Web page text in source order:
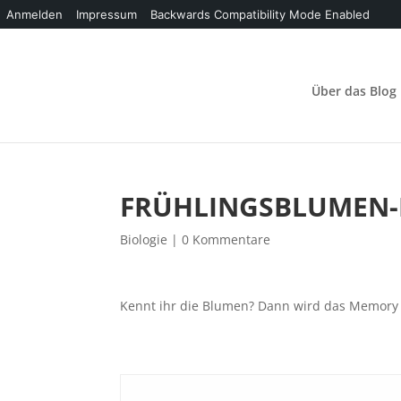
Anmelden Impressum Backwards Compatibility Mode Enabled
Über das Blog
Biologie |0 Kommentare
Kennt ihr die Blumen? Dann wird das